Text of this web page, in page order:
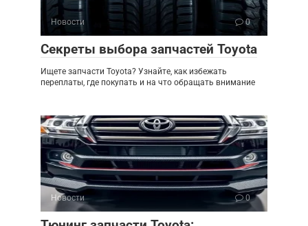
Новости 0
Секреты выбора запчастей Toyota
Ищете запчасти Toyota? Узнайте, как избежать
переплаты, где покупать и на что обращать внимание
Новости 0